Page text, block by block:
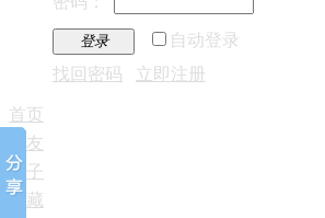
登录
自动登录
找回密码
立即注册
首页
好友
帖子
收藏